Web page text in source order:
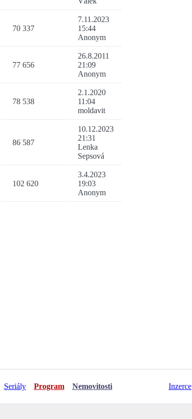
70 337
7.11.2023
15:44
Anonym
77 656
26.8.2011
21:09
Anonym
78 538
2.1.2020
11:04
moldavit
86 587
10.12.2023
21:31
Lenka
Sepsová
102 620
3.4.2023
19:03
Anonym
Seriály Program Nemovitosti Inzerce